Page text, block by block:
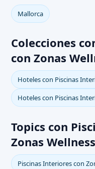
Mallorca
Colecciones
con Zonas
Hoteles con Piscinas
Hoteles con Piscinas
Topics con
Zonas Wellness
Piscinas Interiores con